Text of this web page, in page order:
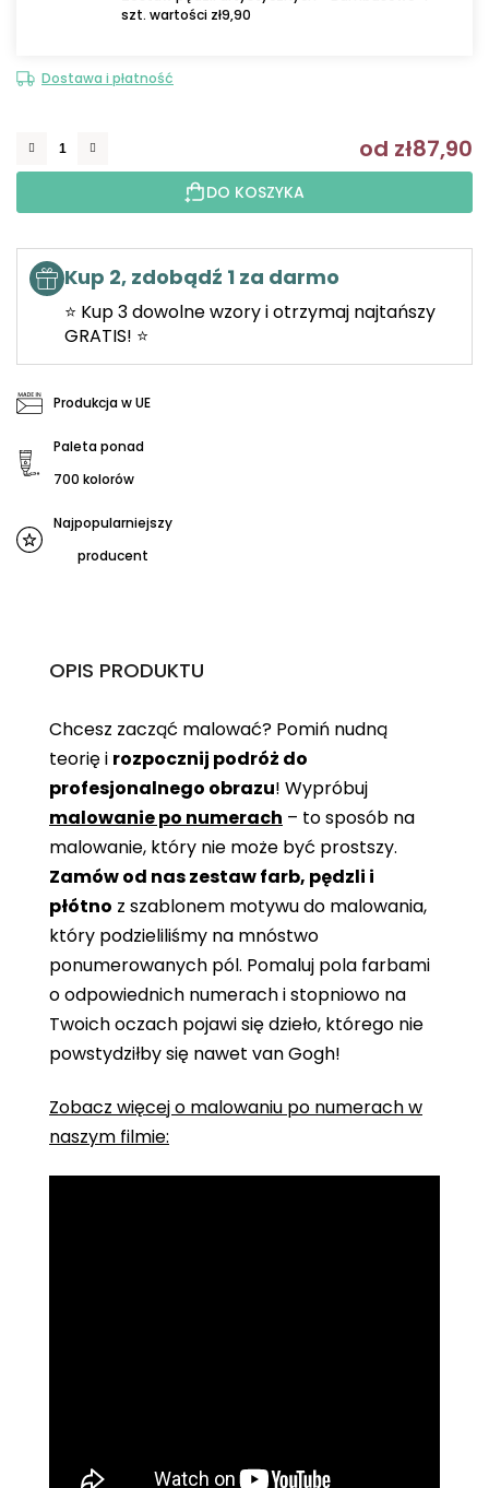
szt. wartości zł9,90
Dostawa i płatność
od zł87,90
DO KOSZYKA
Kup 2, zdobądź 1 za darmo
⭐ Kup 3 dowolne wzory i otrzymaj najtańszy
GRATIS! ⭐
Produkcja w UE
Paleta ponad
700 kolorów
Najpopularniejszy
producent
OPIS PRODUKTU
Chcesz zacząć malować? Pomiń nudną
teorię i rozpocznij podróż do
profesjonalnego obrazu! Wypróbuj
malowanie po numerach – to sposób na
malowanie, który nie może być prostszy.
Zamów od nas zestaw farb, pędzli i
płótno z szablonem motywu do malowania,
który podzieliliśmy na mnóstwo
ponumerowanych pól. Pomaluj pola farbami
o odpowiednich numerach i stopniowo na
Twoich oczach pojawi się dzieło, którego nie
powstydziłby się nawet van Gogh!
Zobacz więcej o malowaniu po numerach w
naszym filmie: